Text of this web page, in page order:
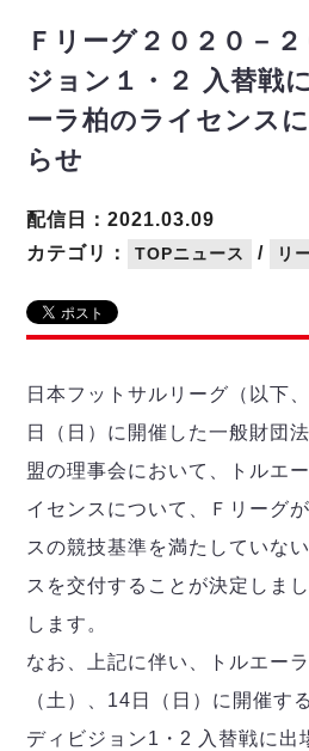
メディア情報
フットサル日本代表
その他
戦績表
警告・退場・出場停止選手
個人ランキング｜ゴール
個人ランキング｜シュート
個人ランキング｜シュート成功率
メットライフ生命Ｆ２リ
試合日程
戦績表
警告・退場・出場停止選手
個人ランキング｜ゴール
個人ランキング｜シュート
個人ランキング｜シュート成功
個人ランキング｜第2PK
メットライフ生命Ｆリー
試合日程・結果
大会概要
アリーナ情報
エスポラーダ北海道
バルドラール浦安
フウガドールすみだ
しながわシティ
ペスカドーラ町田
湘南ベルマーレ
名古屋オーシャンズ
シュライカー大阪
バサジィ大分
メットライフ生命Ｆ２リ
ヴォスクオーレ仙台
マルバ水戸FC
リガーレヴィア葛飾
Y．S．C．C．横浜
ヴィンセドール白山
アグレミーナ浜松
デウソン神戸
アリーナ情報 ARENA
リーグ概要
日本フットサルリーグについて
リーグ要項
クラブライセンス関連
過去の記録 ARCHIVE
過去の試合記録
ディビジョン1 試合記録
ディビジョン2 試合記録
Ｆリーグカップ 試合記録
リーグ統計データ
記念ゴール
ハットトリック
担当審判員
選手の通算記録（Ｆ１）
ABeam AWARD
DIVISION 01
DIVISION02
Ｆリーグ２０２０－
ジョン１・２ 入替戦
ーラ柏のライセンス
らせ
カテゴリ： TOPニュース / リ
配信日：2021.03.09
日本フットサルリーグ（以下
日（日）に開催した一般財団
盟の理事会において、トルエ
イセンスについて、Ｆリーグ
スの競技基準を満たしていな
スを交付することが決定しま
します。
なお、上記に伴い、トルエー
（土）、14日（日）に開催す
ディビジョン1・2 入替戦に出